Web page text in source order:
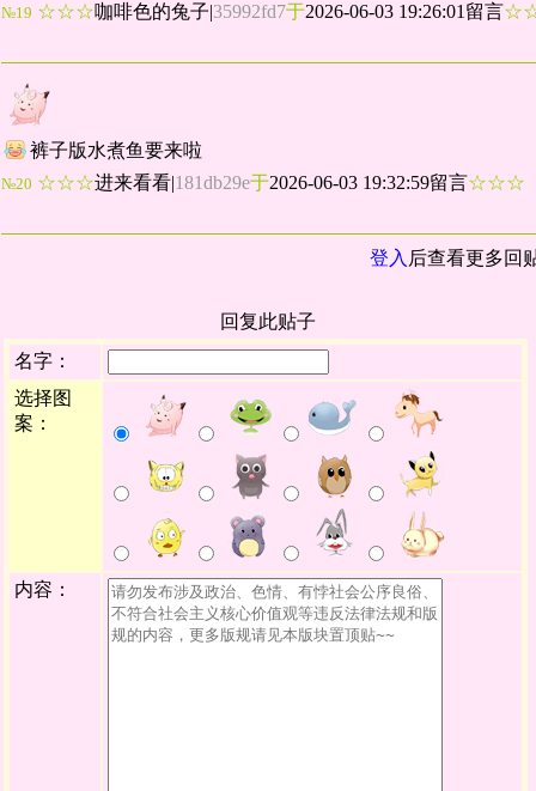
№19 ☆☆☆咖啡色的兔子|35992fd7于2026-06-03 19:26:01留言
裤子版水煮鱼要来啦
№20 ☆☆☆进来看看|181db29e于2026-06-03 19:32:59留言
登入 后查看更多回
回复此贴子
名字：
选择图
案：
内容：